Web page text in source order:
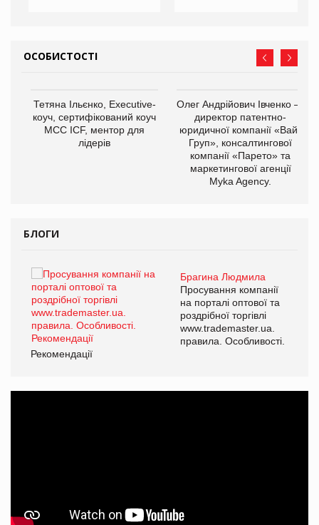
ОСОБИСТОСТІ
Тетяна Ільєнко, Executive-
коуч, сертифікований коуч
МСС ICF, ментор для
лідерів
Олег Андрійович Івченко —
директор патентно-
юридичної компанії «Вайз
Груп», консалтингової
компанії «Парето» та
маркетингової агенції
Myka Agency.
БЛОГИ
Брагина Людмила
Просування компанії
на порталі оптової та
роздрібної торгівлі
www.trademaster.ua.
правила. Особливості.
Рекомендації